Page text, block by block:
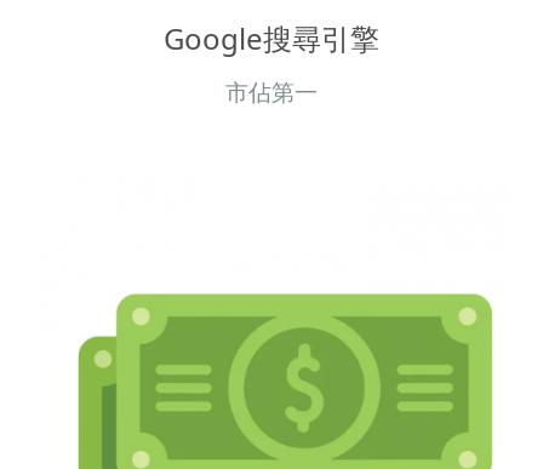
Google搜尋引擎
市佔第一